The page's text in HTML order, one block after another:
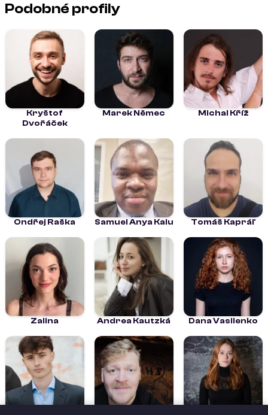
Podobné profily
Kryštof
Dvořáček
Marek Němec Michal Kříž
Ondřej Raška Samuel Anya Kalu Tomáš Kapráľ
Zalina Andrea Kautzká Dana Vasilenko